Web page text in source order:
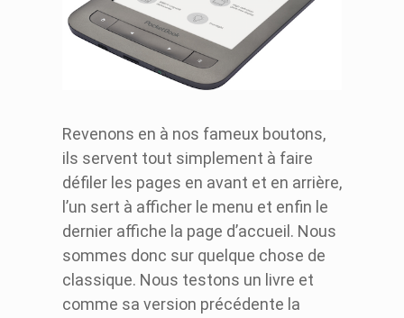
Revenons en à nos fameux boutons,
ils servent tout simplement à faire
défiler les pages en avant et en arrière,
l’un sert à afficher le menu et enfin le
dernier affiche la page d’accueil. Nous
sommes donc sur quelque chose de
classique. Nous testons un livre et
comme sa version précédente la